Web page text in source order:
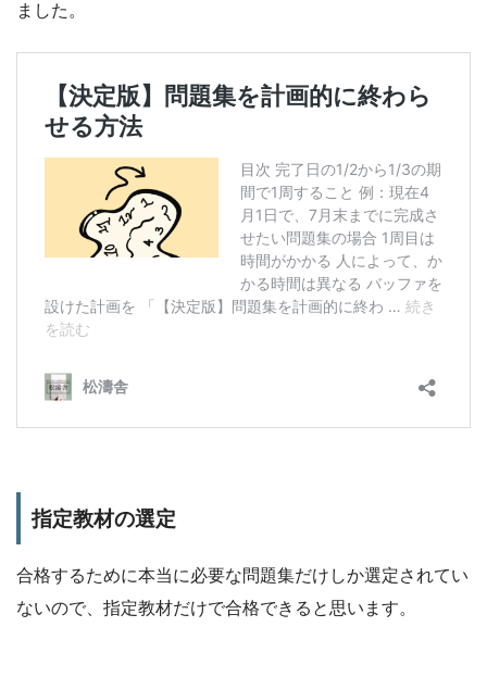
ました。
指定教材の選定
合格するために本当に必要な問題集だけしか選定されてい
ないので、指定教材だけで合格できると思います。